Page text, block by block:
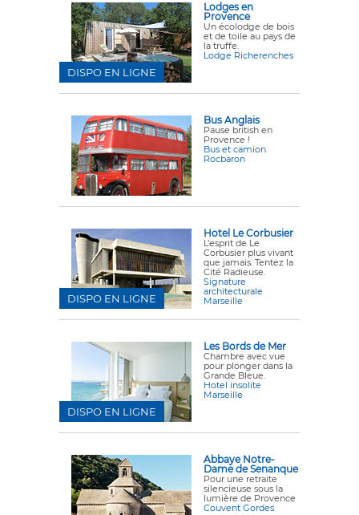
Lodges en
Provence
Un écolodge de bois
et de toile au pays de
la truffe.
Lodge Richerenches
DISPO EN LIGNE
Bus Anglais
Pause british en
Provence !
Bus et camion
Rocbaron
Hotel Le Corbusier
L’esprit de Le
Corbusier plus vivant
que jamais. Tentez la
Cité Radieuse.
Signature
architecturale
Marseille
DISPO EN LIGNE
Les Bords de Mer
Chambre avec vue
pour plonger dans la
Grande Bleue.
Hotel insolite
Marseille
DISPO EN LIGNE
Abbaye Notre-
Dame de Senanque
Pour une retraite
silencieuse sous la
lumière de Provence
Couvent Gordes